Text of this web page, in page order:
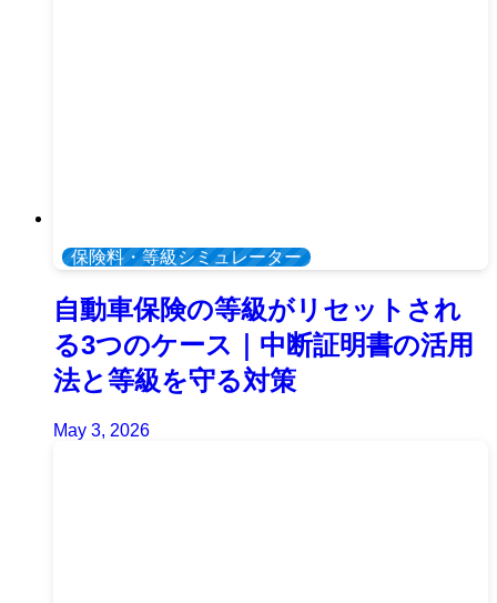
保険料・等級シミュレーター
自動車保険の等級がリセットされ
る3つのケース｜中断証明書の活用
法と等級を守る対策
May 3, 2026